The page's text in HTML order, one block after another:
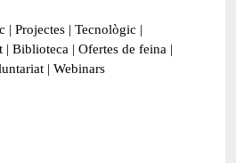
| Projectes | Tecnològic |
| Biblioteca | Ofertes de feina |
| Webinars